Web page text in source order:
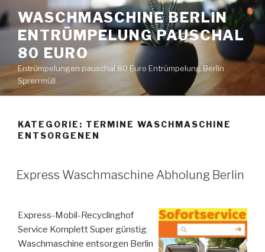
Inhalt
springen
WASCHMASCHINE BERLIN
ENTRÜMPELUNG PAUSCHAL
80 EURO
Entrümpelungen pauschal 80 Euro Entrümpelung Berlin
Sprerrmüll
KATEGORIE: TERMINE WASCHMASCHINE
ENTSORGENEN
VERÖFFENTLICHT
AM
Express Waschmaschine Abholung Berlin
Express-Mobil-Recyclinghof
Service Komplett Super günstig
Waschmaschine entsorgen Berlin